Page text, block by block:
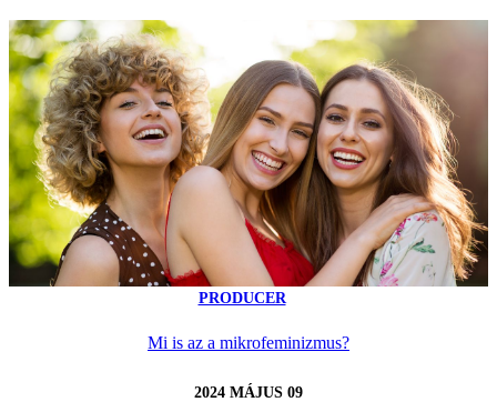
PRODUCER
Mi is az a mikrofeminizmus?
2024 MÁJUS 09